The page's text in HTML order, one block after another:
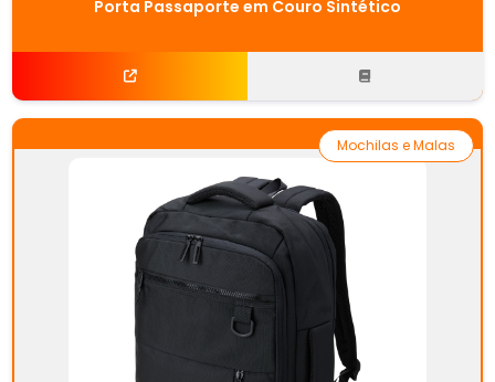
Porta Passaporte em Couro Sintético
Mochilas e Malas